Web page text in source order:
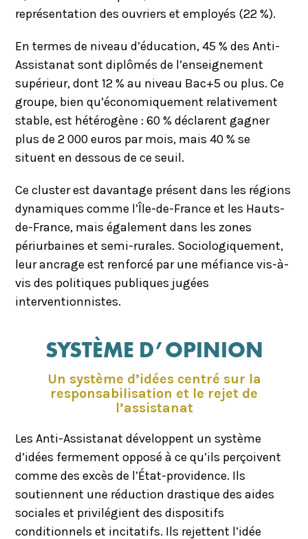
représentation des ouvriers et employés (22 %).
En termes de niveau d’éducation, 45 % des Anti-
Assistanat sont diplômés de l’enseignement
supérieur, dont 12 % au niveau Bac+5 ou plus. Ce
groupe, bien qu’économiquement relativement
stable, est hétérogène : 60 % déclarent gagner
plus de 2 000 euros par mois, mais 40 % se
situent en dessous de ce seuil.
Ce cluster est davantage présent dans les régions
dynamiques comme l’Île-de-France et les Hauts-
de-France, mais également dans les zones
périurbaines et semi-rurales. Sociologiquement,
leur ancrage est renforcé par une méfiance vis-à-
vis des politiques publiques jugées
interventionnistes.
SYSTÈME D’OPINION
Un système d’idées centré sur la
responsabilisation et le rejet de
l’assistanat
Les Anti-Assistanat développent un système
d’idées fermement opposé à ce qu’ils perçoivent
comme des excès de l’État-providence. Ils
soutiennent une réduction drastique des aides
sociales et privilégient des dispositifs
conditionnels et incitatifs. Ils rejettent l’idée